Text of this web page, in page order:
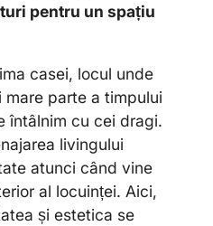
pentru un spațiu
casei, locul unde
parte a timpului
întâlnim cu cei dragi.
livingului
atunci când vine
al locuinței. Aici,
și estetica se